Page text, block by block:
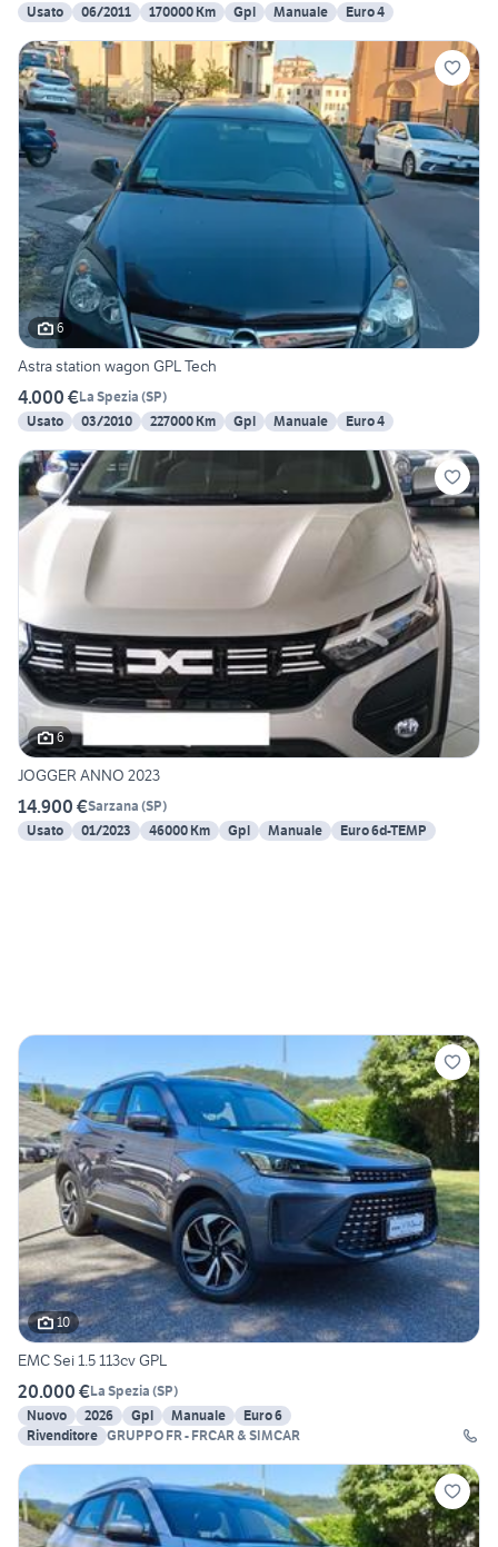
Usato
06/2011 170000 Km Gpl Manuale Euro 4
6
Astra station wagon GPL Tech
4.000 €La Spezia (SP)
Usato
03/2010 227000 Km Gpl Manuale Euro 4
6
JOGGER ANNO 2023
14.900 €Sarzana (SP)
Usato
01/2023 46000 Km Gpl Manuale Euro 6d-TEMP
10
EMC Sei 1.5 113cv GPL
20.000 €La Spezia (SP)
Nuovo
2026 Gpl Manuale
Euro 6
Rivenditore GRUPPO FR - FRCAR & SIMCAR